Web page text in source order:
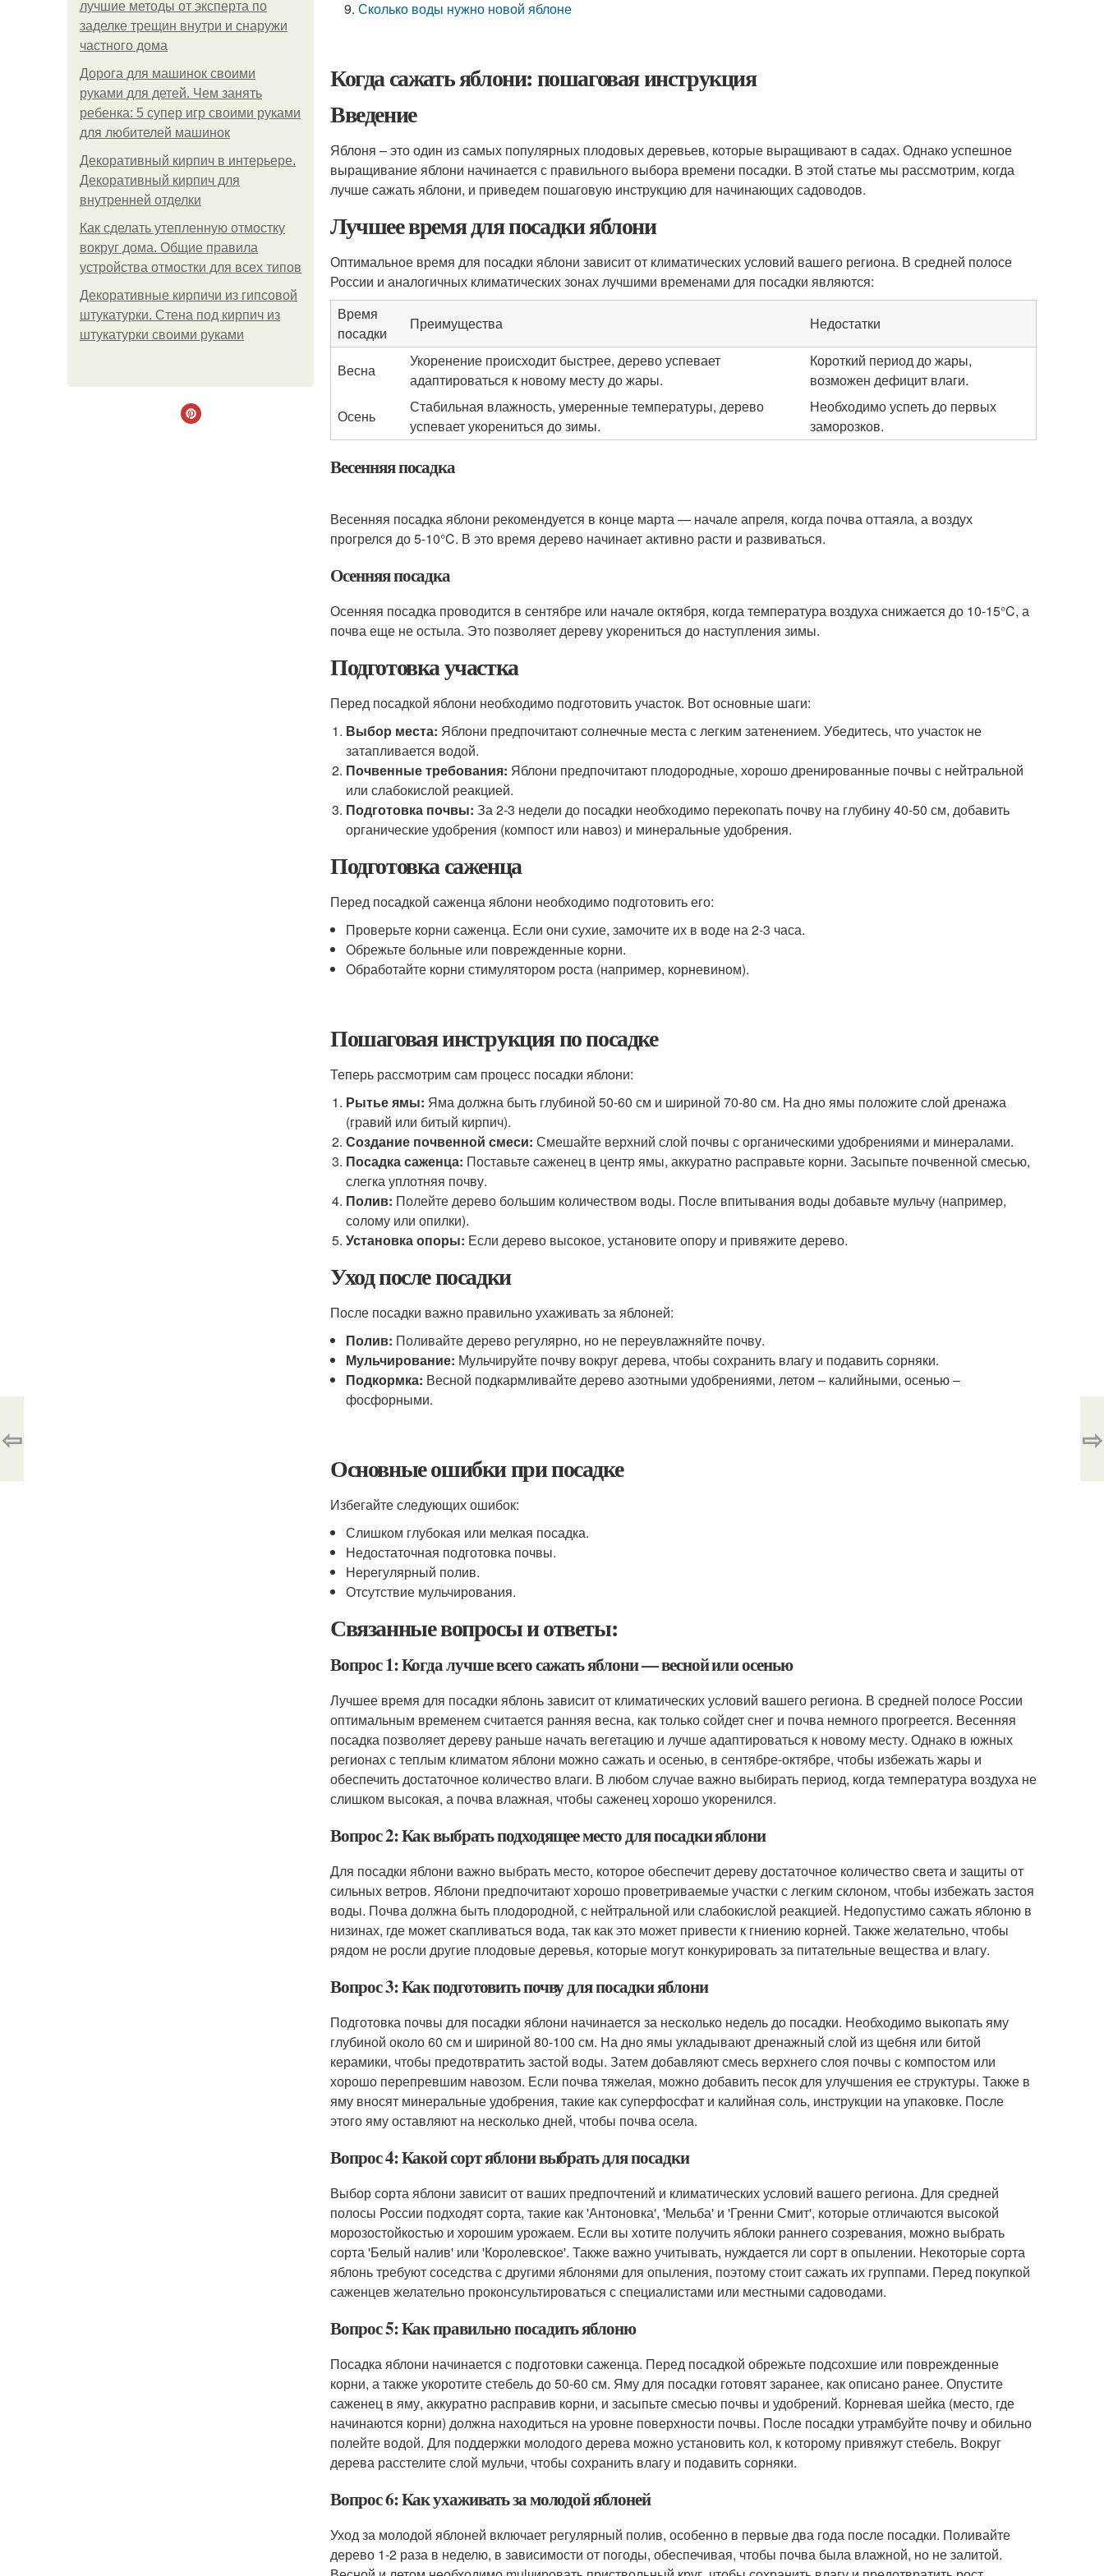
лучшие методы от эксперта по
заделке трещин внутри и снаружи
частного дома
Дорога для машинок своими
руками для детей. Чем занять
ребенка: 5 супер игр своими руками
для любителей машинок
Декоративный кирпич в интерьере.
Декоративный кирпич для
внутренней отделки
Как сделать утепленную отмостку
вокруг дома. Общие правила
устройства отмостки для всех типов
Декоративные кирпичи из гипсовой
штукатурки. Стена под кирпич из
штукатурки своими руками
Сколько воды нужно новой яблоне
Когда сажать яблони: пошаговая инструкция
Введение
Яблоня – это один из самых популярных плодовых деревьев, которые выращивают в садах. Однако успешное
выращивание яблони начинается с правильного выбора времени посадки. В этой статье мы рассмотрим, когда
лучше сажать яблони, и приведем пошаговую инструкцию для начинающих садоводов.
Лучшее время для посадки яблони
Оптимальное время для посадки яблони зависит от климатических условий вашего региона. В средней полосе
России и аналогичных климатических зонах лучшими временами для посадки являются:
Время
посадки
Преимущества Недостатки
Весна
Укоренение происходит быстрее, дерево успевает
адаптироваться к новому месту до жары.
Короткий период до жары,
возможен дефицит влаги.
Осень
Стабильная влажность, умеренные температуры, дерево
успевает укорениться до зимы.
Необходимо успеть до первых
заморозков.
Весенняя посадка
Весенняя посадка яблони рекомендуется в конце марта — начале апреля, когда почва оттаяла, а воздух
прогрелся до 5-10°C. В это время дерево начинает активно расти и развиваться.
Осенняя посадка
Осенняя посадка проводится в сентябре или начале октября, когда температура воздуха снижается до 10-15°C, а
почва еще не остыла. Это позволяет дереву укорениться до наступления зимы.
Подготовка участка
Перед посадкой яблони необходимо подготовить участок. Вот основные шаги:
Выбор места: Яблони предпочитают солнечные места с легким затенением. Убедитесь, что участок не
затапливается водой.
Почвенные требования: Яблони предпочитают плодородные, хорошо дренированные почвы с нейтральной
или слабокислой реакцией.
Подготовка почвы: За 2-3 недели до посадки необходимо перекопать почву на глубину 40-50 см, добавить
органические удобрения (компост или навоз) и минеральные удобрения.
Подготовка саженца
Перед посадкой саженца яблони необходимо подготовить его:
Проверьте корни саженца. Если они сухие, замочите их в воде на 2-3 часа.
Обрежьте больные или поврежденные корни.
Обработайте корни стимулятором роста (например, корневином).
Пошаговая инструкция по посадке
Теперь рассмотрим сам процесс посадки яблони:
Рытье ямы: Яма должна быть глубиной 50-60 см и шириной 70-80 см. На дно ямы положите слой дренажа
(гравий или битый кирпич).
Создание почвенной смеси: Смешайте верхний слой почвы с органическими удобрениями и минералами.
Посадка саженца: Поставьте саженец в центр ямы, аккуратно расправьте корни. Засыпьте почвенной смесью,
слегка уплотняя почву.
Полив: Полейте дерево большим количеством воды. После впитывания воды добавьте мульчу (например,
солому или опилки).
Установка опоры: Если дерево высокое, установите опору и привяжите дерево.
Уход после посадки
После посадки важно правильно ухаживать за яблоней:
Полив: Поливайте дерево регулярно, но не переувлажняйте почву.
Мульчирование: Мульчируйте почву вокруг дерева, чтобы сохранить влагу и подавить сорняки.
Подкормка: Весной подкармливайте дерево азотными удобрениями, летом – калийными, осенью –
фосфорными.
Основные ошибки при посадке
Избегайте следующих ошибок:
Слишком глубокая или мелкая посадка.
Недостаточная подготовка почвы.
Нерегулярный полив.
Отсутствие мульчирования.
Связанные вопросы и ответы:
Вопрос 1: Когда лучше всего сажать яблони — весной или осенью
Лучшее время для посадки яблонь зависит от климатических условий вашего региона. В средней полосе России
оптимальным временем считается ранняя весна, как только сойдет снег и почва немного прогреется. Весенняя
посадка позволяет дереву раньше начать вегетацию и лучше адаптироваться к новому месту. Однако в южных
регионах с теплым климатом яблони можно сажать и осенью, в сентябре-октябре, чтобы избежать жары и
обеспечить достаточное количество влаги. В любом случае важно выбирать период, когда температура воздуха не
слишком высокая, а почва влажная, чтобы саженец хорошо укоренился.
Вопрос 2: Как выбрать подходящее место для посадки яблони
Для посадки яблони важно выбрать место, которое обеспечит дереву достаточное количество света и защиты от
сильных ветров. Яблони предпочитают хорошо проветриваемые участки с легким склоном, чтобы избежать застоя
воды. Почва должна быть плодородной, с нейтральной или слабокислой реакцией. Недопустимо сажать яблоню в
низинах, где может скапливаться вода, так как это может привести к гниению корней. Также желательно, чтобы
рядом не росли другие плодовые деревья, которые могут конкурировать за питательные вещества и влагу.
Вопрос 3: Как подготовить почву для посадки яблони
Подготовка почвы для посадки яблони начинается за несколько недель до посадки. Необходимо выкопать яму
глубиной около 60 см и шириной 80-100 см. На дно ямы укладывают дренажный слой из щебня или битой
керамики, чтобы предотвратить застой воды. Затем добавляют смесь верхнего слоя почвы с компостом или
хорошо перепревшим навозом. Если почва тяжелая, можно добавить песок для улучшения ее структуры. Также в
яму вносят минеральные удобрения, такие как суперфосфат и калийная соль, инструкции на упаковке. После
этого яму оставляют на несколько дней, чтобы почва осела.
Вопрос 4: Какой сорт яблони выбрать для посадки
Выбор сорта яблони зависит от ваших предпочтений и климатических условий вашего региона. Для средней
полосы России подходят сорта, такие как 'Антоновка', 'Мельба' и 'Гренни Смит', которые отличаются высокой
морозостойкостью и хорошим урожаем. Если вы хотите получить яблоки раннего созревания, можно выбрать
сорта 'Белый налив' или 'Королевское'. Также важно учитывать, нуждается ли сорт в опылении. Некоторые сорта
яблонь требуют соседства с другими яблонями для опыления, поэтому стоит сажать их группами. Перед покупкой
саженцев желательно проконсультироваться с специалистами или местными садоводами.
Вопрос 5: Как правильно посадить яблоню
Посадка яблони начинается с подготовки саженца. Перед посадкой обрежьте подсохшие или поврежденные
корни, а также укоротите стебель до 50-60 см. Яму для посадки готовят заранее, как описано ранее. Опустите
саженец в яму, аккуратно расправив корни, и засыпьте смесью почвы и удобрений. Корневая шейка (место, где
начинаются корни) должна находиться на уровне поверхности почвы. После посадки утрамбуйте почву и обильно
полейте водой. Для поддержки молодого дерева можно установить кол, к которому привяжут стебель. Вокруг
дерева расстелите слой мульчи, чтобы сохранить влагу и подавить сорняки.
Вопрос 6: Как ухаживать за молодой яблоней
Уход за молодой яблоней включает регулярный полив, особенно в первые два года после посадки. Поливайте
дерево 1-2 раза в неделю, в зависимости от погоды, обеспечивая, чтобы почва была влажной, но не залитой.
⇦ ⇨